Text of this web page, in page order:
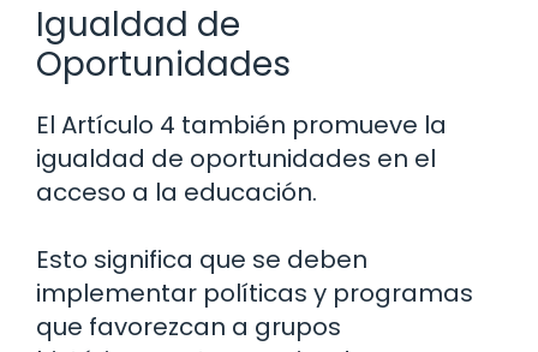
Igualdad de
Oportunidades
El Artículo 4 también promueve la
igualdad de oportunidades en el
acceso a la educación.
Esto significa que se deben
implementar políticas y programas
que favorezcan a grupos